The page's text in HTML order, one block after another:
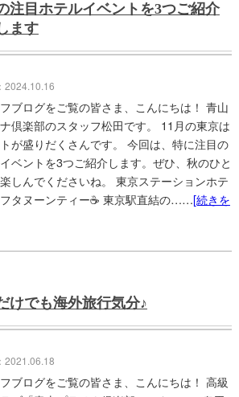
注目ホテルイベントを3つご紹介
ます
2024.10.16
ブログをご覧の皆さま、こんにちは！ 青山
倶楽部のスタッフ松田です。 11月の東京は
が盛りだくさんです。 今回は、特に注目の
ベントを3つご紹介します。ぜひ、秋のひと
しんでくださいね。 東京ステーションホテ
タヌーンティー☕ 東京駅直結の……[続きを
けでも海外旅行気分♪
2021.06.18
ブログをご覧の皆さま、こんにちは！ 高級